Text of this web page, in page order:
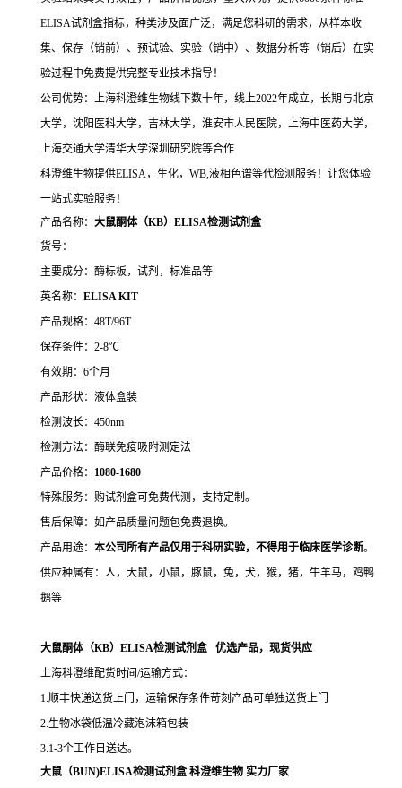
ELISA试剂盒指标，种类涉及面广泛，满足您科研的需求，从样本收
集、保存（销前）、预试验、实验（销中）、数据分析等（销后）在实
验过程中免费提供完整专业技术指导！
公司优势：上海科澄维生物线下数十年，线上2022年成立，长期与北京
大学，沈阳医科大学，吉林大学，淮安市人民医院，上海中医药大学，
上海交通大学清华大学深圳研究院等合作
科澄维生物提供ELISA，生化，WB,液相色谱等代检测服务！让您体验
一站式实验服务！
产品名称： 大鼠酮体（KB）ELISA检测试剂盒
货号：
主要成分：酶标板，试剂，标准品等
英名称： ELISA KIT
产品规格：48T/96T
保存条件：2-8℃
有效期：6个月
产品形状：液体盒装
检测波长：450nm
检测方法：酶联免疫吸附测定法
产品价格： 1080-1680
特殊服务：购试剂盒可免费代测，支持定制。
售后保障：如产品质量问题包免费退换。
产品用途： 本公司所有产品仅用于科研实验，不得用于临床医学诊断。
供应种属有：人，大鼠，小鼠，豚鼠，兔，犬，猴，猪，牛羊马，鸡鸭
鹅等
大鼠酮体（KB）ELISA检测试剂盒 优选产品，现货供应
上海科澄维配货时间/运输方式：
1.顺丰快递送货上门，运输保存条件苛刻产品可单独送货上门
2.生物冰袋低温冷藏泡沫箱包装
3.1-3个工作日送达。
大鼠（BUN)ELISA检测试剂盒科澄维生物 实力厂家